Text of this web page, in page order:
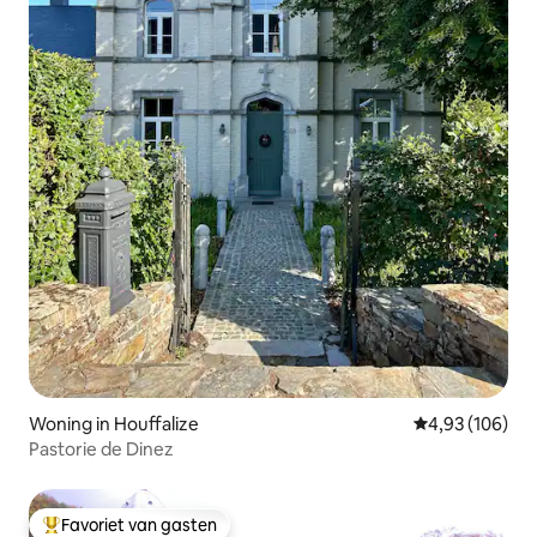
Woning in Houffalize Gemiddelde
4,93 (106)
Pastorie de Dinez
Favoriet van gasten